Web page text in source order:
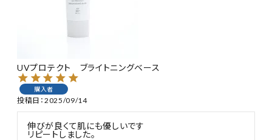
UVプロテクト ブライトニングベース
購入者
投稿日 2025/09/14
伸びが良くて肌にも優しいです
リピートしました。